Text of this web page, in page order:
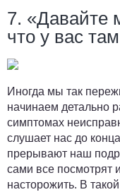
7. «Давайте
что у вас
Иногда мы так
начинаем детально
симптомах
слушает нас до
прерывают наш
сами все посмотрят
насторожить. В